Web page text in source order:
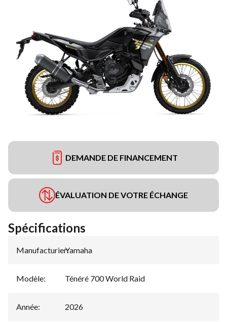
DEMANDE DE FINANCEMENT
ÉVALUATION DE VOTRE ÉCHANGE
Spécifications
Manufacturier:
Yamaha
Modèle: Ténéré 700 World Raid
Année: 2026